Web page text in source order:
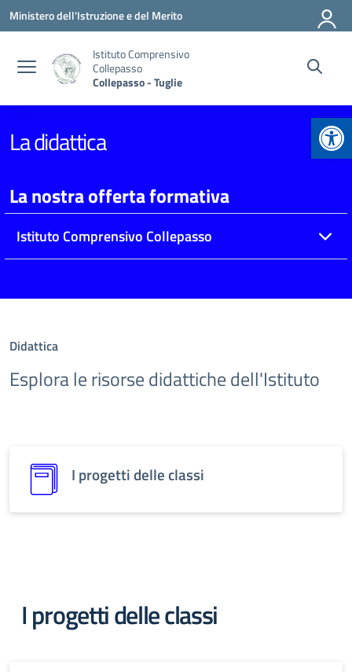
Vai ai contenuti
Vai al menu di navigazione
Vai al footer
Ministero dell'Istruzione e del Merito
Istituto Comprensivo
Collepasso
Collepasso - Tuglie
La didattica
La nostra offerta formativa
Istituto Comprensivo Collepasso
Didattica
Esplora le risorse didattiche dell'Istituto
I progetti delle classi
I progetti delle classi